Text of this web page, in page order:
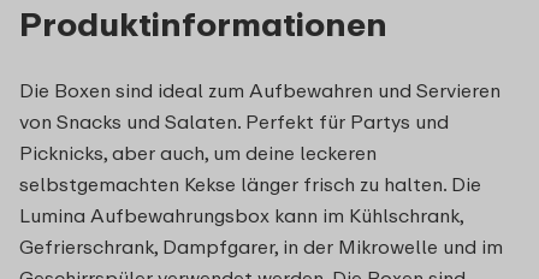
Produktinformationen
Die Boxen sind ideal zum Aufbewahren und Servieren
von Snacks und Salaten. Perfekt für Partys und
Picknicks, aber auch, um deine leckeren
selbstgemachten Kekse länger frisch zu halten. Die
Lumina Aufbewahrungsbox kann im Kühlschrank,
Gefrierschrank, Dampfgarer, in der Mikrowelle und im